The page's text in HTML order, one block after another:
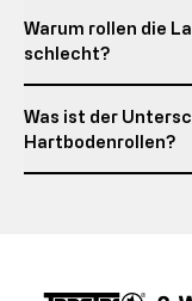
Warum rollen die
schlecht?
Was ist der
Hartbodenrollen?